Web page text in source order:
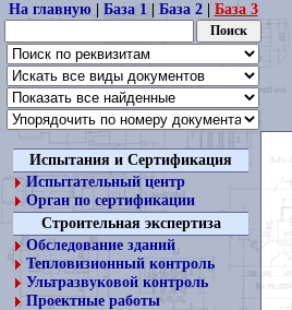
На главную| База 1| База 2| База 3
Испытания и Сертификация
Испытательный центр
Орган по сертификации
Строительная экспертиза
Обследование зданий
Тепловизионный контроль
Ультразвуковой контроль
Проектные работы